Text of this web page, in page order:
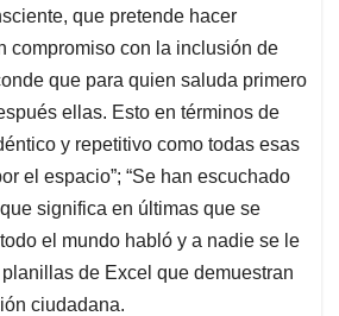
que pretende hacer
compromiso con la inclusión de
que para quien saluda primero
ellas. Esto en términos de
y repetitivo como todas esas
el espacio”; “Se han escuchado
significa en últimas que se
el mundo habló y a nadie se le
de Excel que demuestran
ciudadana.